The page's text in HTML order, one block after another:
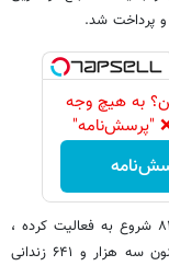
و پرداخت شد.
به هیچ وجه
"پرسش‌نامه"
خدادادی با اشاره به اینکه ستاد دیه استان اردبیل از ۸۱ شروع به فعالیت کرده ،
بیان‌کرد: از زمان آغاز فعالیت این ستاد در استان تاکنون سه هزار و ۶۴۱ زندانی